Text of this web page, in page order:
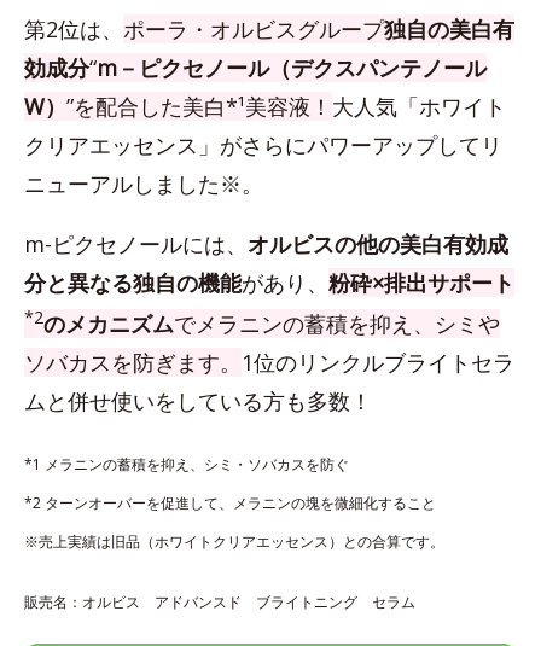
第2位は、 ポーラ・オルビスグループ独自の美白有
効成分“m－ピクセノール（デクスパンテノール
W） ”を配合した美白*¹美容液！ 大人気「ホワイト
クリアエッセンス」がさらにパワーアップしてリ
ニューアルしました※。
m-ピクセノールには、 オルビスの他の美白有効成
分と異なる独自の機能があり、 粉砕×排出サポート
*2のメカニズムでメラニンの蓄積を抑え、シミや
ソバカスを防ぎます。 1位のリンクルブライトセラ
ムと併せ使いをしている方も多数！
*1 メラニンの蓄積を抑え、シミ・ソバカスを防ぐ
*2 ターンオーバーを促進して、メラニンの塊を微細化すること
※売上実績は旧品（ホワイトクリアエッセンス）との合算です。
販売名：オルビス アドバンスド ブライトニング セラム